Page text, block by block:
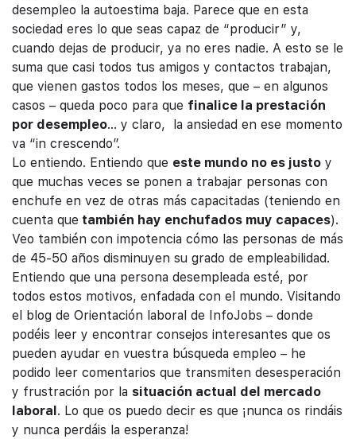
desempleo la autoestima baja. Parece que en esta
sociedad eres lo que seas capaz de “producir” y,
cuando dejas de producir, ya no eres nadie. A esto se le
suma que casi todos tus amigos y contactos trabajan,
que vienen gastos todos los meses, que – en algunos
casos – queda poco para que finalice la prestación
por desempleo… y claro, la ansiedad en ese momento
va “in crescendo”.
Lo entiendo. Entiendo que este mundo no es justo y
que muchas veces se ponen a trabajar personas con
enchufe en vez de otras más capacitadas (teniendo en
cuenta que también hay enchufados muy capaces).
Veo también con impotencia cómo las personas de más
de 45-50 años disminuyen su grado de empleabilidad.
Entiendo que una persona desempleada esté, por
todos estos motivos, enfadada con el mundo. Visitando
el blog de Orientación laboral de InfoJobs – donde
podéis leer y encontrar consejos interesantes que os
pueden ayudar en vuestra búsqueda empleo – he
podido leer comentarios que transmiten desesperación
y frustración por la situación actual del mercado
laboral. Lo que os puedo decir es que ¡nunca os rindáis
y nunca perdáis la esperanza!